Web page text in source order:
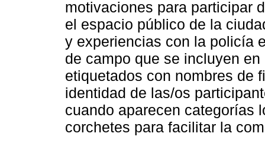
motivaciones para participar
el espacio público de la
y experiencias con la policía
de campo que se incluyen
etiquetados con nombres de
identidad de las/os
cuando aparecen categorías
corchetes para facilitar la